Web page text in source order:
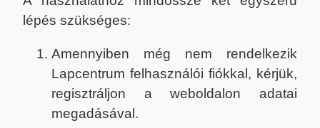
lépés szükséges:
Amennyiben még nem rendelkezik
Lapcentrum felhasználói fiókkal, kérjük,
regisztráljon a weboldalon adatai
megadásával.